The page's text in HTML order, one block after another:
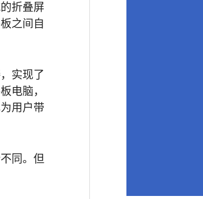
折叠屏
之间自
实现了
电脑，
用户带
同。但